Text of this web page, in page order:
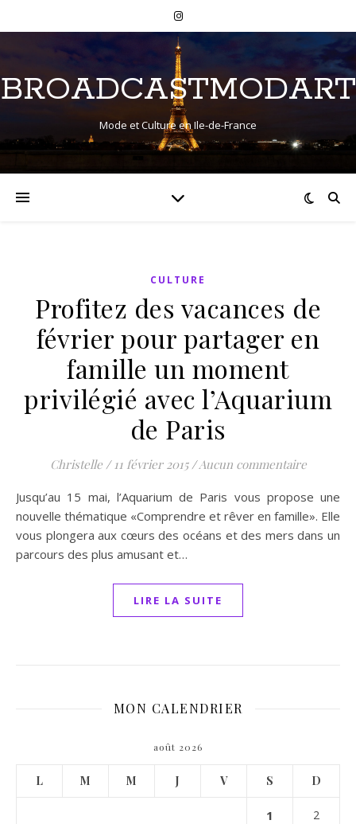
BROADCASTMODART
Mode et Culture en Ile-de-France
CULTURE
Profitez des vacances de
février pour partager en
famille un moment
privilégié avec l’Aquarium
de Paris
Christelle / 11 février 2015 /Aucun commentaire
Jusqu’au 15 mai, l’Aquarium de Paris vous propose une
nouvelle thématique «Comprendre et rêver en famille». Elle
vous plongera aux cœurs des océans et des mers dans un
parcours des plus amusant et…
LIRE LA SUITE
MON CALENDRIER
août 2026
L M M J V S D
1 2